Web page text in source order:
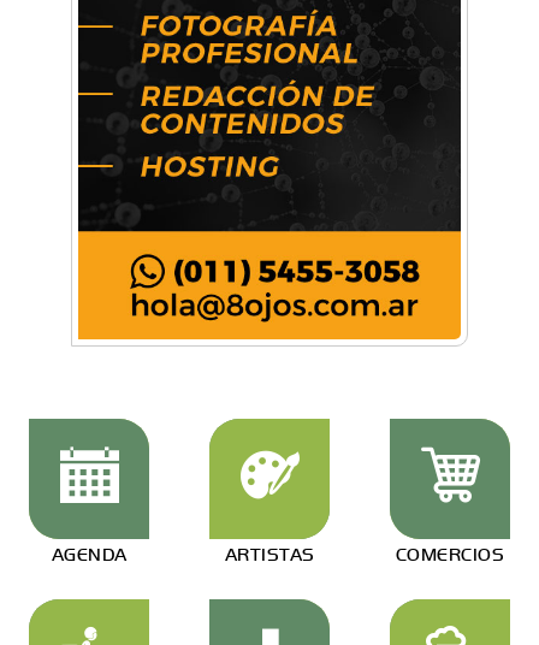
AGENDA ARTISTAS COMERCIOS